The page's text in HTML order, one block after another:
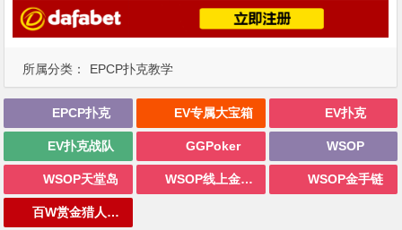
所属分类： EPCP扑克教学
EPCP扑克 EV专属大宝箱 EV扑克
EV扑克战队 GGPoker WSOP
WSOP天堂岛 WSOP线上金手链 WSOP金手链
百W赏金猎人大奖赛